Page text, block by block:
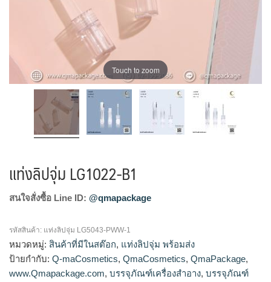
Touch to zoom
แท่งลิปจุ่ม LG1022-B1
สนใจสั่งซื้อ Line ID: @qmapackage
รหัสสินค้า: แท่งลิปจุ่ม LG5043-PWW-1
หมวดหมู่: สินค้าที่มีในสต๊อก, แท่งลิปจุ่ม พร้อมส่ง
ป้ายกำกับ: Q-maCosmetics, QmaCosmetics, QmaPackage,
www.Qmapackage.com, บรรจุภัณฑ์เครื่องสำอาง, บรรจุภัณฑ์